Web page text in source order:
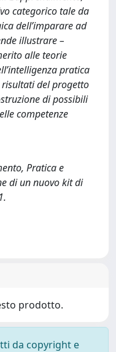
categorico tale da
dell’imparare ad
illustrare –
alle teorie
pratica
del progetto
di possibili
competenze
Pratica e
di un nuovo kit di
prodotto.
da copyright e